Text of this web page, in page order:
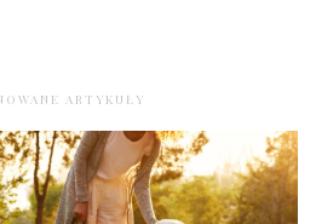
ARTYKUŁY